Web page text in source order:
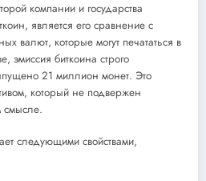
компании и государства
является его сравнение с
валют, которые могут печататься в
эмиссия биткоина строго
21 миллион монет. Это
который не подвержен
смысле.
следующими свойствами,